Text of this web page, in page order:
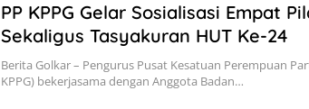
PP KPPG Gelar Sosialisasi Empat
Sekaligus Tasyakuran HUT Ke-24
Berita Golkar – Pengurus Pusat Kesatuan Perempuan
KPPG) bekerjasama dengan Anggota Badan…